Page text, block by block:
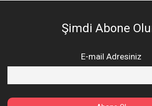
Şimdi Abone
E-mail Adresiniz